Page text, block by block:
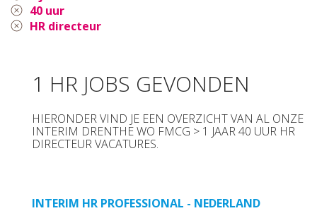
40 uur
HR directeur
1 HR JOBS GEVONDEN
HIERONDER VIND JE EEN OVERZICHT VAN AL ONZE
INTERIM DRENTHE WO FMCG > 1 JAAR 40 UUR HR
DIRECTEUR VACATURES.
INTERIM HR PROFESSIONAL - NEDERLAND